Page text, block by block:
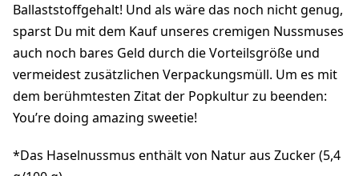
Ballaststoffgehalt! Und als wäre das noch nicht genug,
sparst Du mit dem Kauf unseres cremigen Nussmuses
auch noch bares Geld durch die Vorteilsgröße und
vermeidest zusätzlichen Verpackungsmüll. Um es mit
dem berühmtesten Zitat der Popkultur zu beenden:
You’re doing amazing sweetie!
*Das Haselnussmus enthält von Natur aus Zucker (5,4